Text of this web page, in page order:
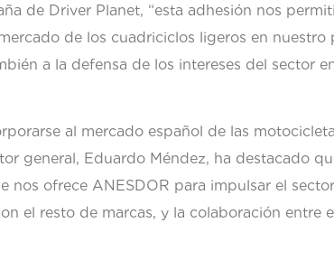
de Driver Planet, “esta adhesión nos
de los cuadriciclos ligeros en nuestro
a la defensa de los intereses del sector
al mercado español de las
general, Eduardo Méndez, ha destacado
nos ofrece ANESDOR para impulsar el
el resto de marcas, y la colaboración entre